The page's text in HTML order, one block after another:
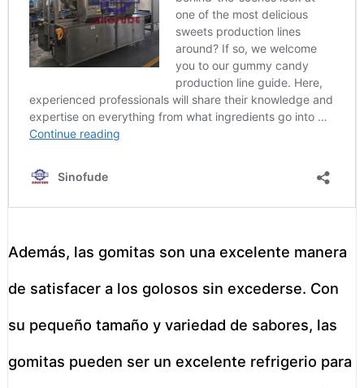
Además, las gomitas son una excelente manera
de satisfacer a los golosos sin excederse. Con
su pequeño tamaño y variedad de sabores, las
gomitas pueden ser un excelente refrigerio para